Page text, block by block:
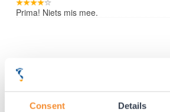
Consent Details
Prima! Niets mis mee.
Nr.1 in Benelux en Duitsland!
Gratis verzending vanaf €50,-